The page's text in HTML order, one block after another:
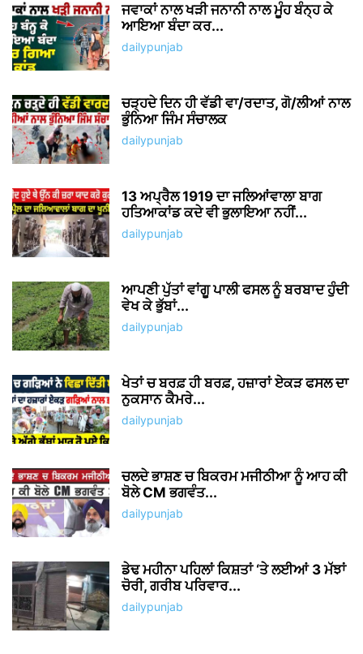
ਜਵਾਕਾਂ ਨਾਲ ਖੜੀ ਜਨਾਨੀ ਨਾਲ ਮੂੰਹ ਬੰਨ੍ਹ ਕੇ
ਆਇਆ ਬੰਦਾ ਕਰ...
dailypunjab
ਚੜ੍ਹਦੇ ਦਿਨ ਹੀ ਵੱਡੀ ਵਾ/ਰਦਾਤ, ਗੋ/ਲੀਆਂ ਨਾਲ
ਭੁੰਨਿਆ ਜਿੰਮ ਸੰਚਾਲਕ
dailypunjab
13 ਅਪ੍ਰੈਲ 1919 ਦਾ ਜਲਿਆਂਵਾਲਾ ਬਾਗ
ਹਤਿਆਕਾਂਡ ਕਦੇ ਵੀ ਭੁਲਾਇਆ ਨਹੀਂ...
dailypunjab
ਆਪਣੀ ਪੁੱਤਾਂ ਵਾਂਗੂ ਪਾਲੀ ਫਸਲ ਨੂੰ ਬਰਬਾਦ ਹੁੰਦੀ
ਵੇਖ ਕੇ ਭੁੱਬਾਂ...
dailypunjab
ਖੇਤਾਂ ਚ ਬਰਫ਼ ਹੀ ਬਰਫ਼, ਹਜ਼ਾਰਾਂ ਏਕੜ ਫਸਲ ਦਾ
ਨੁਕਸਾਨ ਕੈਮਰੇ...
dailypunjab
ਚਲਦੇ ਭਾਸ਼ਣ ਚ ਬਿਕਰਮ ਮਜੀਠੀਆ ਨੂੰ ਆਹ ਕੀ
ਬੋਲੇ CM ਭਗਵੰਤ...
dailypunjab
ਡੇਢ ਮਹੀਨਾ ਪਹਿਲਾਂ ਕਿਸ਼ਤਾਂ ‘ਤੇ ਲਈਆਂ 3 ਮੱਝਾਂ
ਚੋਰੀ, ਗਰੀਬ ਪਰਿਵਾਰ...
dailypunjab